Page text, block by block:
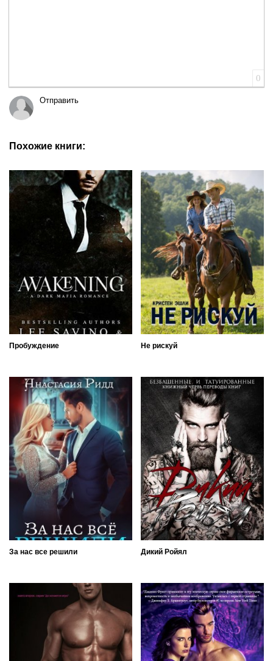
0
Отправить
Похожие книги:
Пробуждение Не рискуй
За нас все решили Дикий Ройял